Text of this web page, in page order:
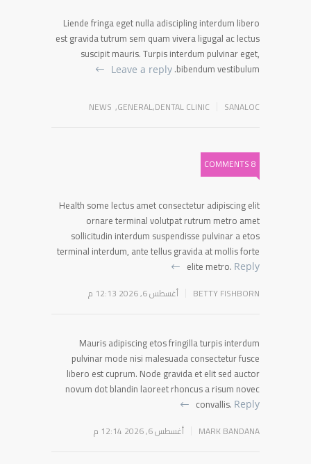
Liende fringa eget nulla adiscipling interdum libero
est gravida tutrum sem quam vivera ligugal ac lectus
suscipit mauris. Turpis interdum pulvinar eget,
bibendum vestibulum.
Leave a reply
SANALOC
DENTAL CLINIC
,
GENERAL
,
NEWS
8 COMMENTS
Health some lectus amet consectetur adipiscing elit
ornare terminal volutpat rutrum metro amet
sollicitudin interdum suspendisse pulvinar a etos
terminal interdum, ante tellus gravida at mollis forte
elite metro. Reply
BETTY FISHBORN أغسطس 6, 2026 12:13 م
Mauris adipiscing etos fringilla turpis interdum
pulvinar mode nisi malesuada consectetur fusce
libero est cuprum. Node gravida et elit sed auctor
novum dot blandin laoreet rhoncus a risum novec
convallis. Reply
MARK BANDANA أغسطس 6, 2026 12:14 م